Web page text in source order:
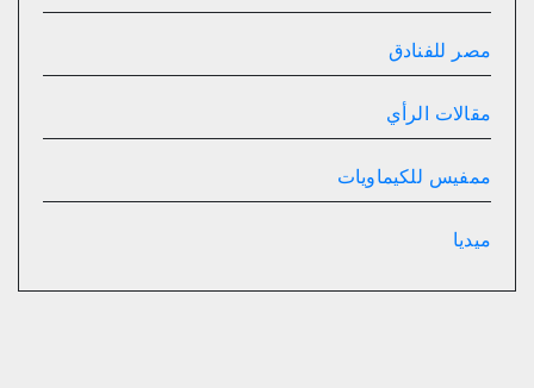
مصر للفنادق
مقالات الرأي
ممفيس للكيماويات
ميديا